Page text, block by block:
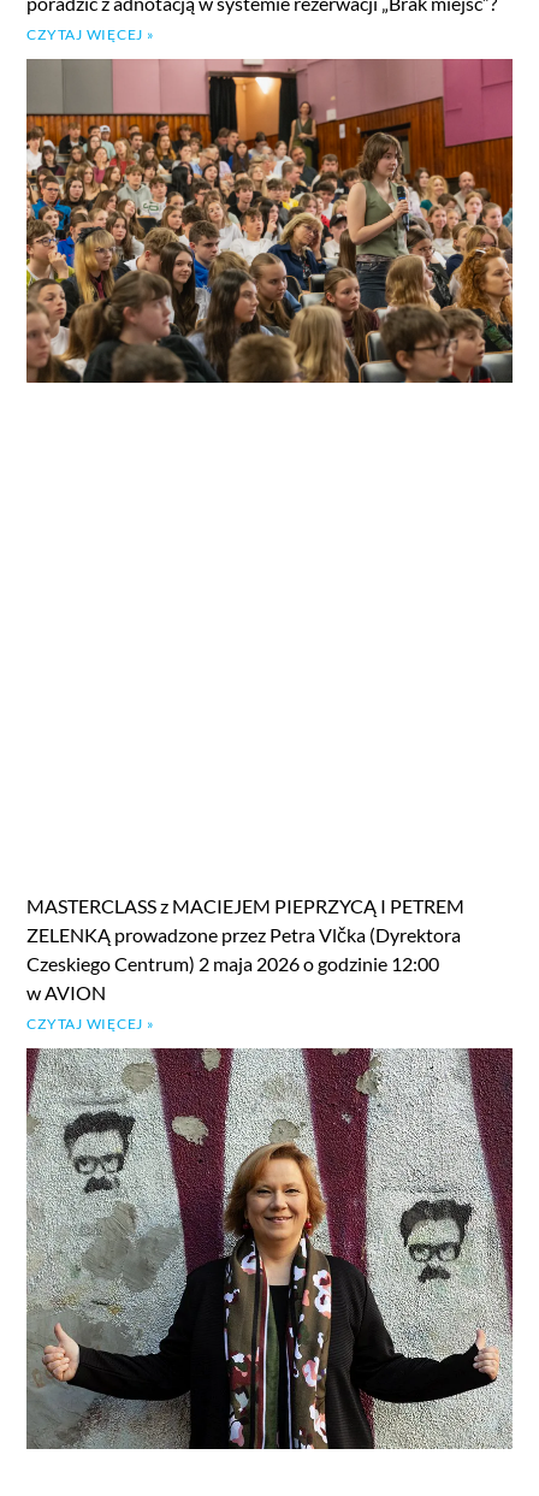
CZYTAJ WIĘCEJ »
MASTERCLASS z MACIEJEM PIEPRZYCĄ I PETREM
ZELENKĄ prowadzone przez Petra Vlčka (Dyrektora
Czeskiego Centrum) 2 maja 2026 o godzinie 12:00
w AVION
CZYTAJ WIĘCEJ »